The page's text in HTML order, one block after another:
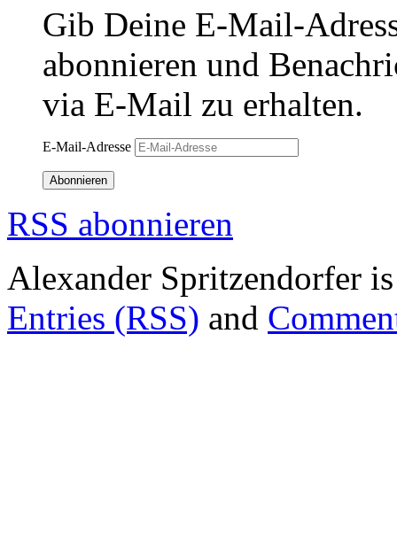
Gib Deine E-Mail-
abonnieren und
via E-Mail zu erhalten.
E-Mail-Adresse
Abonnieren
RSS abonnieren
Alexander Spritzendorfer
Entries (RSS) and